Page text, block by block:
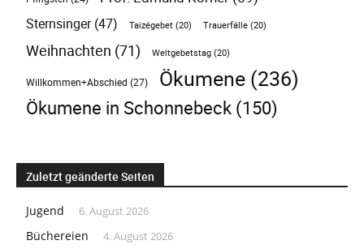
Sternsinger(47) Taizégebet (20) Trauerfälle (20)
Weihnachten (71) Weltgebetstag (20)
Willkommen+Abschied (27) Ökumene (236)
Ökumene in Schonnebeck (150)
Zuletzt geänderte Seiten
Jugend 6. August 2026
Büchereien 4. August 2026